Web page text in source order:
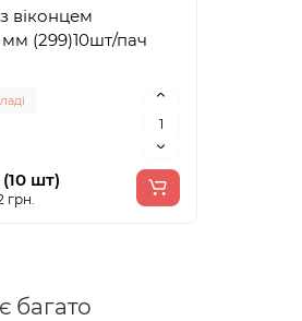
віконцем
мм (299)10шт/пач
шт)
грн.
багато